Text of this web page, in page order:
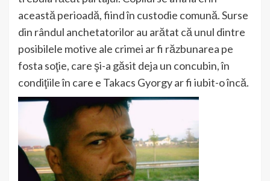
această perioadă, fiind în custodie comună. Surse
din rândul anchetatorilor au arătat că unul dintre
posibilele motive ale crimei ar fi răzbunarea pe
fosta soţie, care şi-a găsit deja un concubin, în
condiţiile în care e Takacs Gyorgy ar fi iubit-o încă.